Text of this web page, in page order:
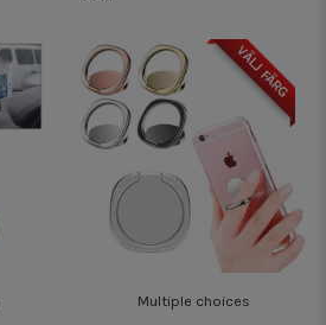
VÄLJ FÄRG
Multiple choices